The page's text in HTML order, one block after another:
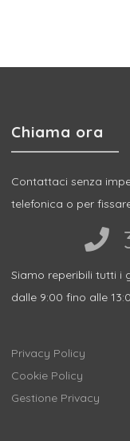
n
a
t
v
Chiama ora
Contattaci senza
telefonica o per
Siamo reperibili tutti i
dalle 9:00 fino alle
Privacy Policy
Cookie Policy
Gestione Privacy